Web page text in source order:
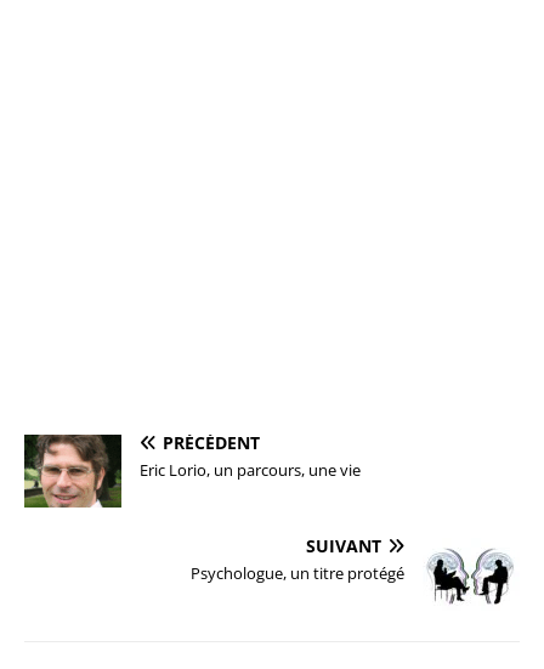
PRÉCÉDENT
Eric Lorio, un parcours, une vie
SUIVANT
Psychologue, un titre protégé